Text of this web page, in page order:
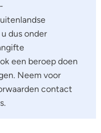
dus onder
een beroep doen
Neem voor
contact